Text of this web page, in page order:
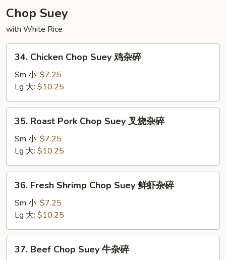
面
Chop Suey
with White Rice
Chicken
Chop
Suey
鸡
杂
34. Chicken Chop Suey 鸡杂碎
Sm 小: $7.25
Lg 大: $10.25
Roast
Pork
Chop
Suey
叉
35. Roast Pork Chop Suey 叉烧杂碎
Sm 小: $7.25
Lg 大: $10.25
Fresh
Shrimp
Chop
Suey
鲜
36. Fresh Shrimp Chop Suey 鲜虾杂碎
Sm 小: $7.25
Lg 大: $10.25
Beef
37. Beef Chop Suey 牛杂碎